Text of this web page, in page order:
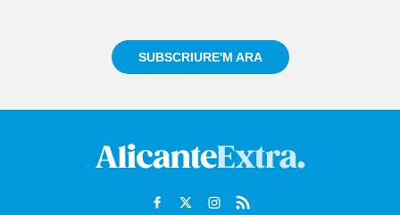
SUBSCRIURE'M ARA